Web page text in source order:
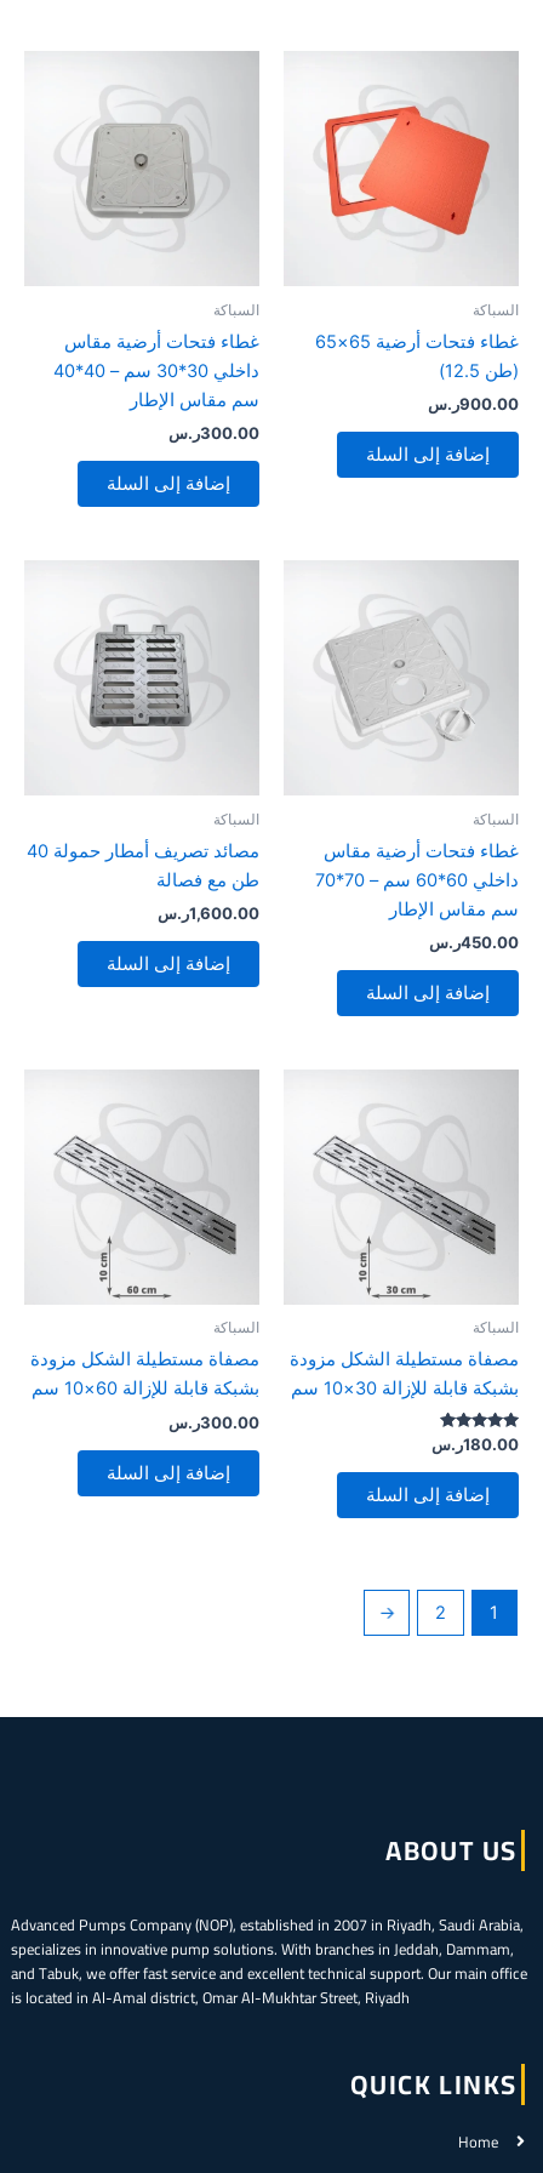
السباكة
غطاء فتحات أرضية 65×65
(طن 12.5)
900.00ر.س
إضافة إلى السلة
السباكة
غطاء فتحات أرضية مقاس
داخلي 30*30 سم – 40*40
سم مقاس الإطار
300.00ر.س
إضافة إلى السلة
السباكة
غطاء فتحات أرضية مقاس
داخلي 60*60 سم – 70*70
سم مقاس الإطار
450.00ر.س
إضافة إلى السلة
السباكة
مصائد تصريف أمطار حمولة 40
طن مع فصالة
1,600.00ر.س
إضافة إلى السلة
السباكة
مصفاة مستطيلة الشكل مزودة
بشبكة قابلة للإزالة 30×10 سم
تم التقييم
5.00
من 5
180.00ر.س
إضافة إلى السلة
السباكة
مصفاة مستطيلة الشكل مزودة
بشبكة قابلة للإزالة 60×10 سم
300.00ر.س
إضافة إلى السلة
1
2
←
ABOUT US
Advanced Pumps Company (NOP), established in 2007 in Riyadh, Saudi Arabia,
specializes in innovative pump solutions. With branches in Jeddah, Dammam,
and Tabuk, we offer fast service and excellent technical support. Our main office
is located in Al-Amal district, Omar Al-Mukhtar Street, Riyadh
QUICK LINKS
Home